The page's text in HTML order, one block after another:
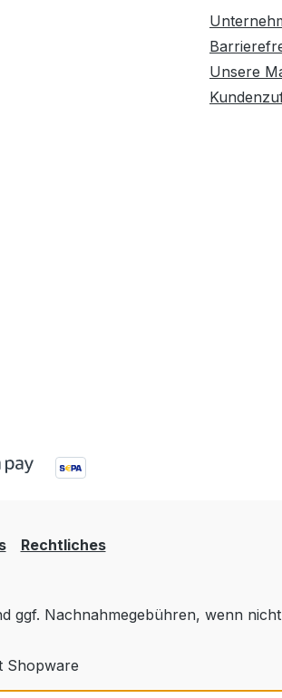
Unsere
Rechtliches
ggf. Nachnahmegebühren, wenn
Shopware